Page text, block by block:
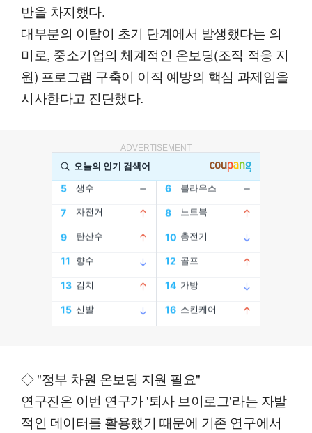
반을 차지했다.
대부분의 이탈이 초기 단계에서 발생했다는 의
미로, 중소기업의 체계적인 온보딩(조직 적응 지
원) 프로그램 구축이 이직 예방의 핵심 과제임을
시사한다고 진단했다.
ADVERTISEMENT
◇ "정부 차원 온보딩 지원 필요"
연구진은 이번 연구가 '퇴사 브이로그'라는 자발
적인 데이터를 활용했기 때문에 기존 연구에서